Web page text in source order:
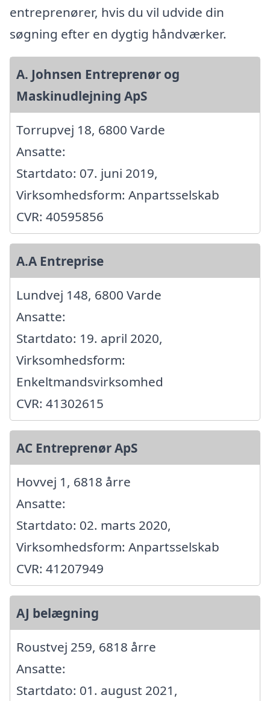
entreprenører, hvis du vil udvide din
søgning efter en dygtig håndværker.
A. Johnsen Entreprenør og
Maskinudlejning ApS
Torrupvej 18, 6800 Varde
Ansatte:
Startdato: 07. juni 2019,
Virksomhedsform: Anpartsselskab
CVR: 40595856
A.A Entreprise
Lundvej 148, 6800 Varde
Ansatte:
Startdato: 19. april 2020,
Virksomhedsform:
Enkeltmandsvirksomhed
CVR: 41302615
AC Entreprenør ApS
Hovvej 1, 6818 årre
Ansatte:
Startdato: 02. marts 2020,
Virksomhedsform: Anpartsselskab
CVR: 41207949
AJ belægning
Roustvej 259, 6818 årre
Ansatte:
Startdato: 01. august 2021,